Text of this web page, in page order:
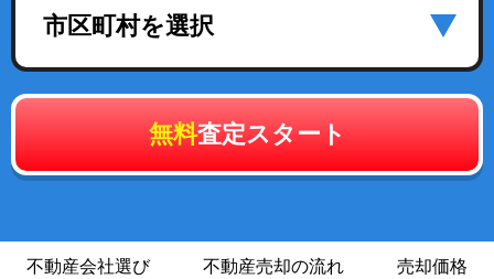
市区町村を選択
無料査定スタート
不動産会社選び 不動産売却の流れ 売却価格